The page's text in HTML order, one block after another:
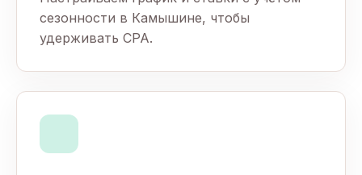
сезонности в Камышине, чтобы
удерживать CPA.